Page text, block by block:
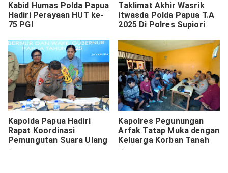
Kabid Humas Polda Papua
Hadiri Perayaan HUT ke-
75 PGI
Taklimat Akhir Wasrik
Itwasda Polda Papua T.A
2025 Di Polres Supiori
Kapolda Papua Hadiri
Rapat Koordinasi
Pemungutan Suara Ulang
Terhadap Hasil Pemilihan
Kapolres Pegunungan
Arfak Tatap Muka dengan
Keluarga Korban Tanah
Longsor